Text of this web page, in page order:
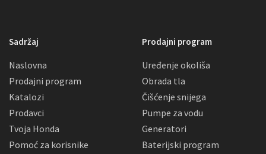
Sadržaj
Naslovna
Prodajni program
Katalozi
Prodavci
Tvoja Honda
Pomoć za korisnike
Prodajni program
Uređenje okoliša
Obrada tla
Čišćenje snijega
Pumpe za vodu
Generatori
Baterijski program